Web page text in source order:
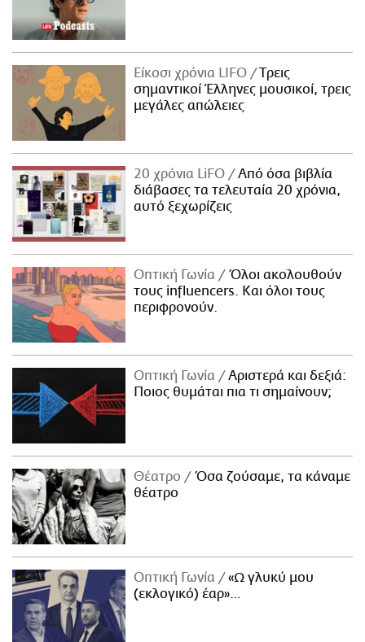
Είκοσι χρόνια LIFO
Tρεις
σημαντικοί Έλληνες μουσικοί, τρεις
μεγάλες απώλειες
20 χρόνια LiFO
Από όσα βιβλία
διάβασες τα τελευταία 20 χρόνια,
αυτό ξεχωρίζεις
Οπτική Γωνία
Όλοι ακολουθούν
τους influencers. Και όλοι τους
περιφρονούν.
Οπτική Γωνία
Αριστερά και δεξιά:
Ποιος θυμάται πια τι σημαίνουν;
Θέατρο
Όσα ζούσαμε, τα κάναμε
θέατρο
Οπτική Γωνία
«Ω γλυκύ μου
(εκλογικό) έαρ»…